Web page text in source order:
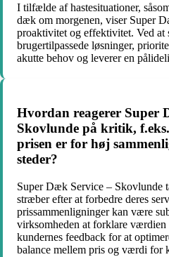
I tilfælde af hastesituationer,
dæk om morgenen, viser Super
proaktivitet og effektivitet. Ved at
brugertilpassede løsninger,
akutte behov og leverer en
Hvordan reagerer Super
Skovlunde på kritik,
prisen er for høj
steder?
Super Dæk Service – Skovlunde
stræber efter at forbedre deres
prissammenligninger kan være
virksomheden at forklare værdien
kundernes feedback for at
balance mellem pris og værdi for